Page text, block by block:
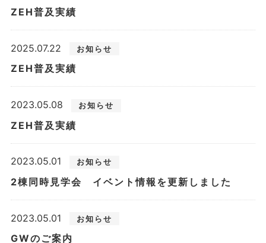
ZEH普及実績
2025.07.22 お知らせ
ZEH普及実績
2023.05.08 お知らせ
ZEH普及実績
2023.05.01 お知らせ
2棟同時見学会 イベント情報を更新しました
2023.05.01 お知らせ
GWのご案内